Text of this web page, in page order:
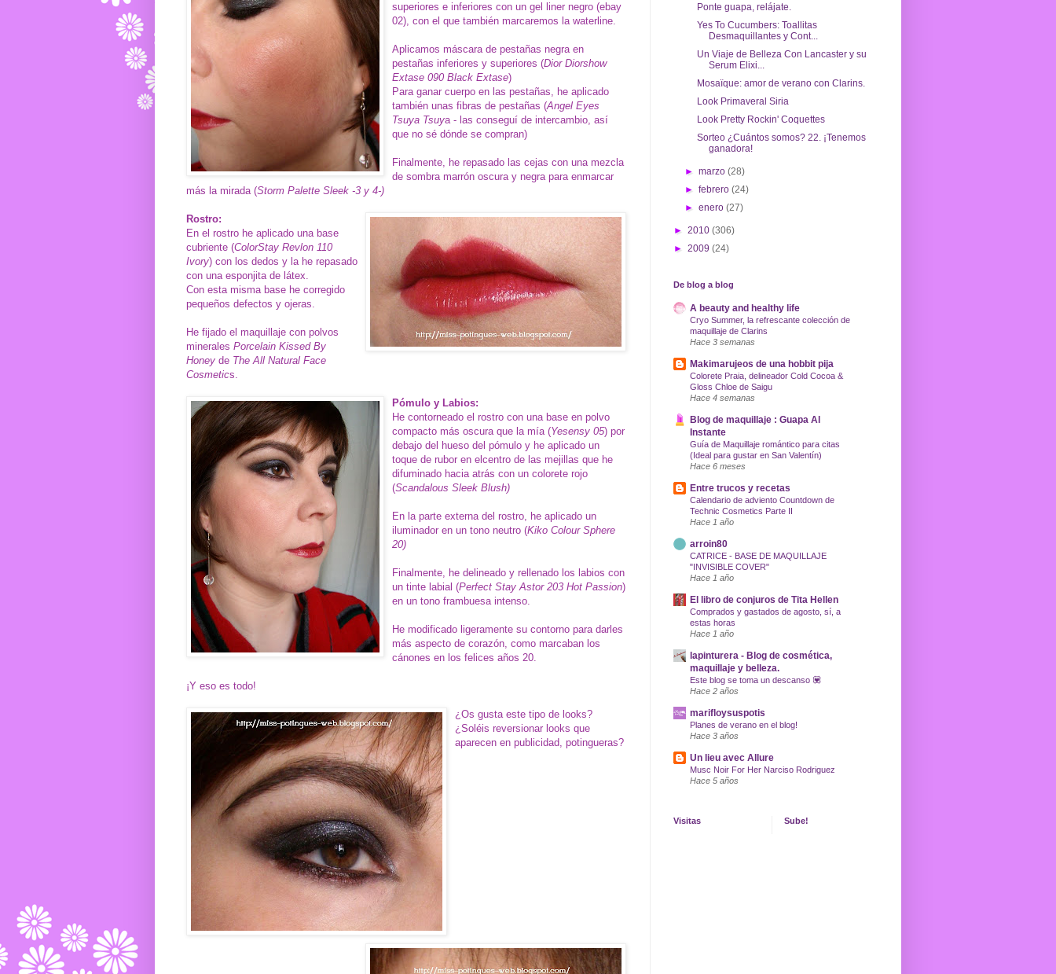
superiores e inferiores con un gel liner negro (ebay
02), con el que también marcaremos la waterline.
Aplicamos máscara de pestañas negra en
pestañas inferiores y superiores (Dior Diorshow
Extase 090 Black Extase)
Para ganar cuerpo en las pestañas, he aplicado
también unas fibras de pestañas (Angel Eyes
Tsuya Tsuya - las conseguí de intercambio, así
que no sé dónde se compran)
Finalmente, he repasado las cejas con una mezcla
de sombra marrón oscura y negra para enmarcar
más la mirada (Storm Palette Sleek -3 y 4-)
Rostro:
En el rostro he aplicado una base
cubriente (ColorStay Revlon 110
Ivory) con los dedos y la he repasado
con una esponjita de látex.
Con esta misma base he corregido
pequeños defectos y ojeras.
He fijado el maquillaje con polvos
minerales Porcelain Kissed By
Honey de The All Natural Face
Cosmetics.
Pómulo y Labios:
He contorneado el rostro con una base en polvo
compacto más oscura que la mía (Yesensy 05) por
debajo del hueso del pómulo y he aplicado un
toque de rubor en elcentro de las mejillas que he
difuminado hacia atrás con un colorete rojo
(Scandalous Sleek Blush)
En la parte externa del rostro, he aplicado un
iluminador en un tono neutro (Kiko Colour Sphere
20)
Finalmente, he delineado y rellenado los labios con
un tinte labial (Perfect Stay Astor 203 Hot Passion)
en un tono frambuesa intenso.
He modificado ligeramente su contorno para darles
más aspecto de corazón, como marcaban los
cánones en los felices años 20.
¡Y eso es todo!
¿Os gusta este tipo de looks?
¿Soléis reversionar looks que
aparecen en publicidad, potingueras?
Ponte guapa, relájate.
Yes To Cucumbers: Toallitas
Desmaquillantes y Cont...
Un Viaje de Belleza Con Lancaster y su
Serum Elixi...
Mosaïque: amor de verano con Clarins.
Look Primaveral Siria
Look Pretty Rockin' Coquettes
Sorteo ¿Cuántos somos? 22. ¡Tenemos
ganadora!
►marzo(28)
►febrero(24)
►enero(27)
► 2010 (306)
► 2009 (24)
De blog a blog
A beauty and healthy life
Cryo Summer, la refrescante colección de
maquillaje de Clarins
Hace 3 semanas
Makimarujeos de una hobbit pija
Colorete Praia, delineador Cold Cocoa &
Gloss Chloe de Saigu
Hace 4 semanas
Blog de maquillaje : Guapa Al
Instante
Guía de Maquillaje romántico para citas
(Ideal para gustar en San Valentín)
Hace 6 meses
Entre trucos y recetas
Calendario de adviento Countdown de
Technic Cosmetics Parte II
Hace 1 año
arroin80
CATRICE - BASE DE MAQUILLAJE
"INVISIBLE COVER"
Hace 1 año
El libro de conjuros de Tita Hellen
Comprados y gastados de agosto, sí, a
estas horas
Hace 1 año
lapinturera - Blog de cosmética,
maquillaje y belleza.
Este blog se toma un descanso 💟
Hace 2 años
marifloysuspotis
Planes de verano en el blog!
Hace 3 años
Un lieu avec Allure
Musc Noir For Her Narciso Rodriguez
Hace 5 años
Visitas Sube!